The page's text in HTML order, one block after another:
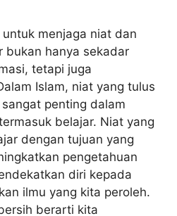
menjaga niat dan
bukan hanya sekadar
tetapi juga
Islam, niat yang tulus
penting dalam
belajar. Niat yang
dengan tujuan yang
pengetahuan
diri kepada
ilmu yang kita peroleh.
berarti kita